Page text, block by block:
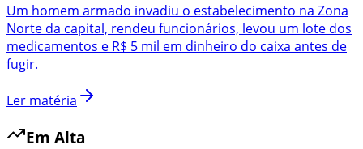
Um homem armado invadiu o estabelecimento na Zona
Norte da capital, rendeu funcionários, levou um lote dos
medicamentos e R$ 5 mil em dinheiro do caixa antes de
fugir.
Ler matéria
Em Alta